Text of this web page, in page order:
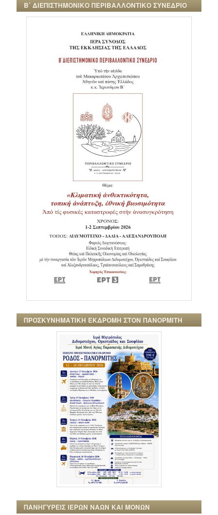
Β΄ ΔΙΕΠΙΣΤΗΜΟΝΙΚΟ ΠΕΡΙΒΑΛΛΟΝΤΙΚΟ ΣΥΝΕΔΡΙΟ
ΠΡΟΣΚΥΝΗΜΑΤΙΚΗ ΕΚΔΡΟΜΗ ΣΤΟΝ ΠΑΝΟΡΜΙΤΗ
ΠΑΝΗΓΥΡΕΙΣ ΙΕΡΩΝ ΝΑΩΝ ΚΑΙ ΜΟΝΩΝ